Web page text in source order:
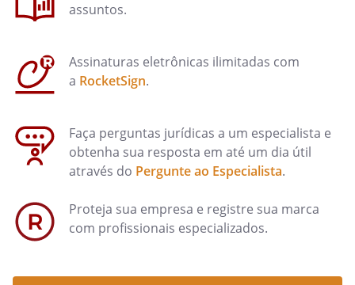
assuntos.
Assinaturas eletrônicas ilimitadas com
a RocketSign.
Faça perguntas jurídicas a um especialista e
obtenha sua resposta em até um dia útil
através do Pergunte ao Especialista.
Proteja sua empresa e registre sua marca
com profissionais especializados.